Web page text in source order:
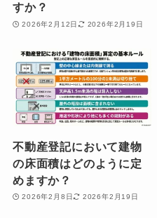
すか？
2026年2月12日 2026年2月19日
不動産登記において建物
の床面積はどのように定
めますか？
2026年2月8日 2026年2月19日